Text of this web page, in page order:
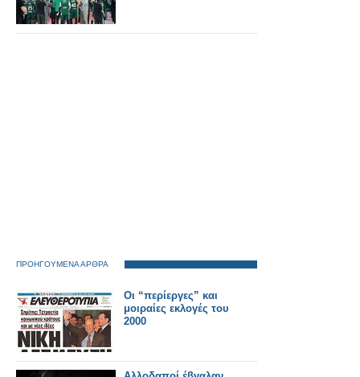
ΠΡΟΗΓΟΥΜΕΝΑ ΑΡΘΡΑ
Οι “περίεργες” και
μοιραίες εκλογές του
2000